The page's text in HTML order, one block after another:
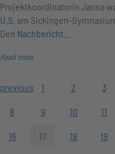
Projektkoordinatorin Janna
U.S. am Sickingen-
Den Nachbericht…
Read more
previous 1 2 3
8 9 10 11
16 17 18 19